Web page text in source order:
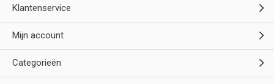
Klantenservice
Mijn account
Categorieën